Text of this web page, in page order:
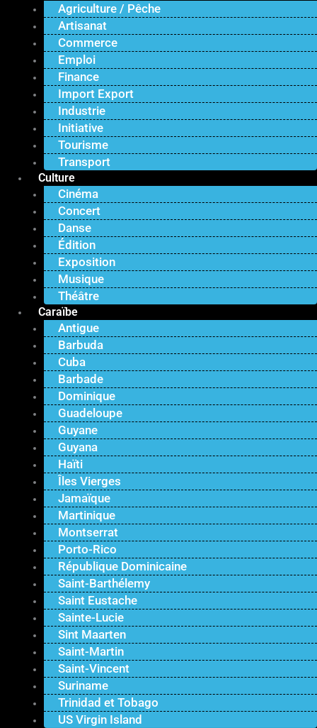
Agriculture / Pêche
Artisanat
Commerce
Emploi
Finance
Import Export
Industrie
Initiative
Tourisme
Transport
Culture
Cinéma
Concert
Danse
Édition
Exposition
Musique
Théâtre
Caraïbe
Antigue
Barbuda
Cuba
Barbade
Dominique
Guadeloupe
Guyane
Guyana
Haïti
Îles Vierges
Jamaïque
Martinique
Montserrat
Porto-Rico
République Dominicaine
Saint-Barthélemy
Saint Eustache
Sainte-Lucie
Sint Maarten
Saint-Martin
Saint-Vincent
Suriname
Trinidad et Tobago
US Virgin Island